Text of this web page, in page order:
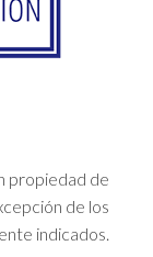
propiedad de
de los
indicados.